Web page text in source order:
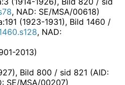
, NAD: SE/MSA/00618)
(1923-1931), Bild 1460 /
, NAD:
2013)
, Bild 800 / sid 821 (AID:
SE/MSA/00207)